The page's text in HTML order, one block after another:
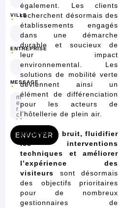
VILLE
ENTREPRISE
MESSAGE
ENVOYER
également. Les clients
recherchent désormais des
établissements engagés
dans une démarche
durable et soucieux de
leur impact
environnemental. Les
solutions de mobilité verte
deviennent ainsi un
élément de différenciation
pour les acteurs de
l’hôtellerie de plein air.
Réduire le bruit, fluidifier
les interventions
techniques et améliorer
l’expérience des
visiteurs sont désormais
des objectifs prioritaires
pour de nombreux
gestionnaires de